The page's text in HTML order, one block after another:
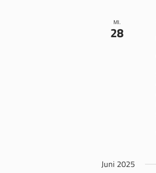
MI.
28
Juni 2025